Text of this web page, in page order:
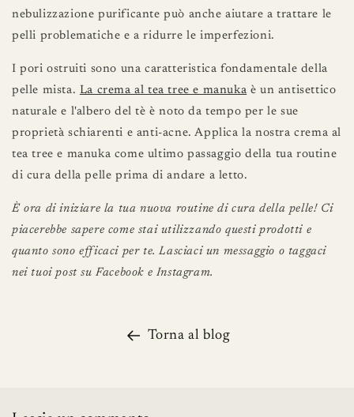
nebulizzazione purificante può anche aiutare a trattare le
pelli problematiche e a ridurre le imperfezioni.
I pori ostruiti sono una caratteristica fondamentale della
pelle mista. La crema al tea tree e manuka è un antisettico
naturale e l'albero del tè è noto da tempo per le sue
proprietà schiarenti e anti-acne. Applica la nostra crema al
tea tree e manuka come ultimo passaggio della tua routine
di cura della pelle prima di andare a letto.
È ora di iniziare la tua nuova routine di cura della pelle! Ci
piacerebbe sapere come stai utilizzando questi prodotti e
quanto sono efficaci per te. Lasciaci un messaggio o taggaci
nei tuoi post su Facebook e Instagram.
Torna al blog